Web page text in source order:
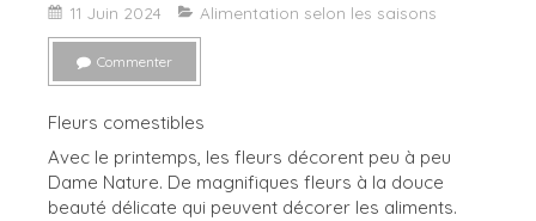
11 Juin 2024 Alimentation selon les saisons
Commenter
Fleurs comestibles
Avec le printemps, les fleurs décorent peu à peu
Dame Nature. De magnifiques fleurs à la douce
beauté délicate qui peuvent décorer les aliments.